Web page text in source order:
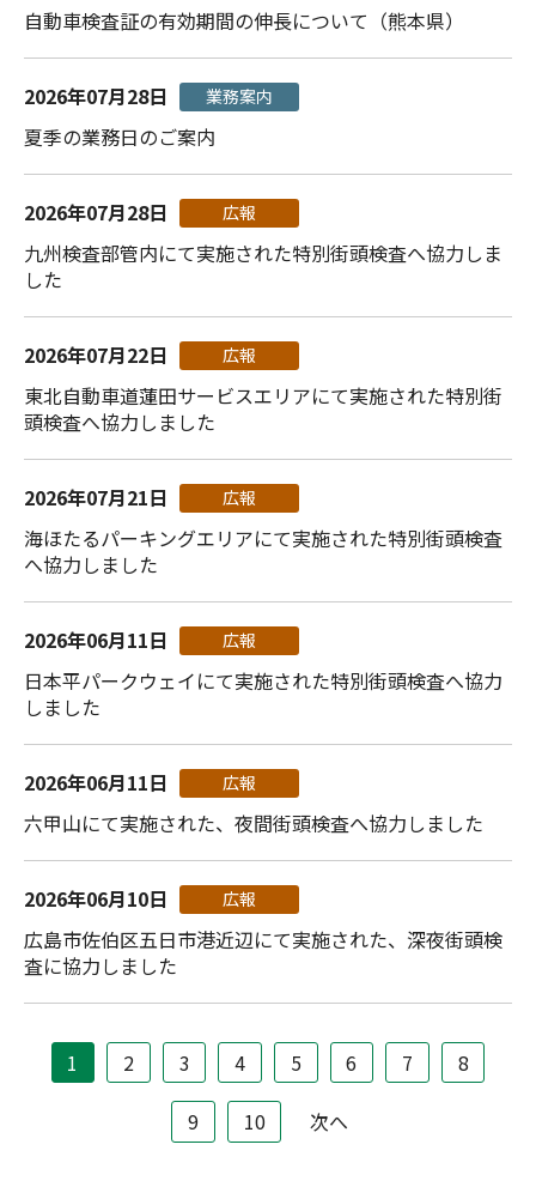
自動車検査証の有効期間の伸長について（熊本県）
2026年07月28日 業務案内
夏季の業務日のご案内
2026年07月28日 広報
九州検査部管内にて実施された特別街頭検査へ協力しま
した
2026年07月22日 広報
東北自動車道蓮田サービスエリアにて実施された特別街
頭検査へ協力しました
2026年07月21日 広報
海ほたるパーキングエリアにて実施された特別街頭検査
へ協力しました
2026年06月11日 広報
日本平パークウェイにて実施された特別街頭検査へ協力
しました
2026年06月11日 広報
六甲山にて実施された、夜間街頭検査へ協力しました
2026年06月10日 広報
広島市佐伯区五日市港近辺にて実施された、深夜街頭検
査に協力しました
1 2 3 4 5 6 7 8
9 10 次へ